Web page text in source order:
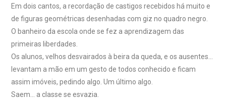
Em dois cantos, a recordação de castigos recebidos há muito e
de figuras geométricas desenhadas com giz no quadro negro.
O banheiro da escola onde se fez a aprendizagem das
primeiras liberdades.
Os alunos, velhos desvairados à beira da queda, e os ausentes…
levantam a mão em um gesto de todos conhecido e ficam
assim imóveis, pedindo algo. Um último algo.
Saem… a classe se esvazia.